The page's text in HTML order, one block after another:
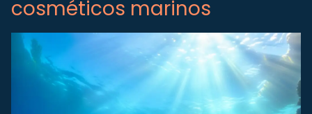
cosméticos marinos